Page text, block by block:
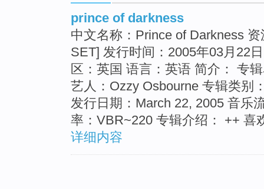
prince of darkness
中文名称：Prince of Darkness
SET] 发行时间：2005年03月22
区：英国 语言：英语 简介： 专
艺人：Ozzy Osbourne 专辑类别
发行日期：March 22, 2005 音乐
率：VBR~220 专辑介绍： ++ 喜
详细内容